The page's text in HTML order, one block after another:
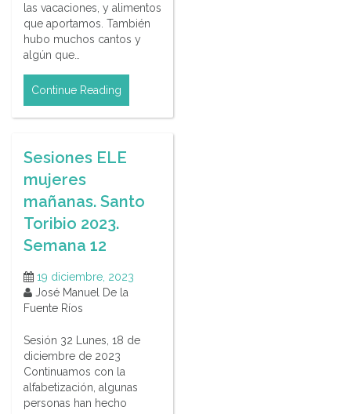
las vacaciones, y alimentos
que aportamos. También
hubo muchos cantos y
algún que…
Continue Reading
Sesiones ELE
mujeres
mañanas. Santo
Toribio 2023.
Semana 12
19 diciembre, 2023
José Manuel De la
Fuente Ríos
Sesión 32 Lunes, 18 de
diciembre de 2023
Continuamos con la
alfabetización, algunas
personas han hecho